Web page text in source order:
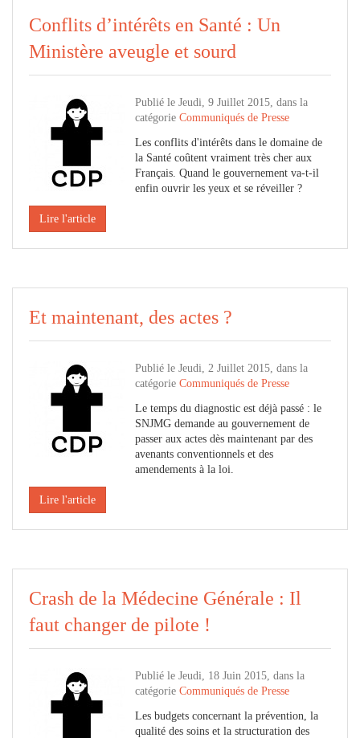
Conflits d’intérêts en Santé : Un
Ministère aveugle et sourd
Publié le Jeudi, 9 Juillet 2015, dans la
catégorie Communiqués de Presse
Les conflits d'intérêts dans le domaine de
la Santé coûtent vraiment très cher aux
Français. Quand le gouvernement va-t-il
enfin ouvrir les yeux et se réveiller ?
Lire l'article
Et maintenant, des actes ?
Publié le Jeudi, 2 Juillet 2015, dans la
catégorie Communiqués de Presse
Le temps du diagnostic est déjà passé : le
SNJMG demande au gouvernement de
passer aux actes dès maintenant par des
avenants conventionnels et des
amendements à la loi.
Lire l'article
Crash de la Médecine Générale : Il
faut changer de pilote !
Publié le Jeudi, 18 Juin 2015, dans la
catégorie Communiqués de Presse
Les budgets concernant la prévention, la
qualité des soins et la structuration des